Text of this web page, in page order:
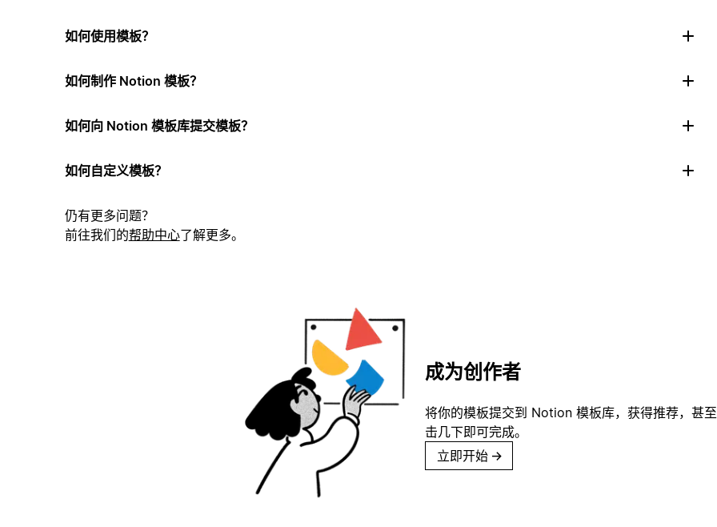
如何使用模板？
如何制作 Notion 模板？
如何向 Notion 模板库提交模板？
如何自定义模板？
仍有更多问题？
前往我们的帮助中心了解更多。
成为创作者
将你的模板提交到 Notion 模板库，获得推荐，甚
击几下即可完成。
立即开始 →